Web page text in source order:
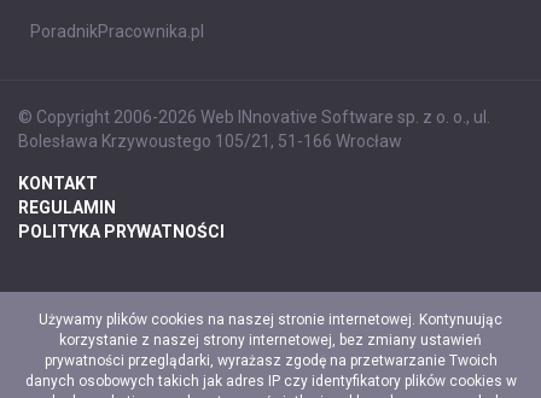
PoradnikPracownika.pl
© Copyright 2006-2026 Web INnovative Software sp. z o. o., ul.
Bolesława Krzywoustego 105/21, 51-166 Wrocław
KONTAKT
REGULAMIN
POLITYKA PRYWATNOŚCI
Używamy plików cookies na naszej stronie internetowej. Kontynuując
korzystanie z naszej strony internetowej, bez zmiany ustawień
prywatności przeglądarki, wyrażasz zgodę na przetwarzanie Twoich
danych osobowych takich jak adres IP czy identyfikatory plików cookies w